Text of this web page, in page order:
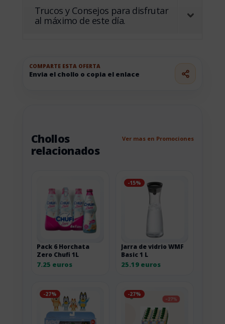
Trucos y Consejos para disfrutar
al máximo de este día.
COMPARTE ESTA OFERTA
Envia el chollo o copia el enlace
Chollos
relacionados
Ver mas en Promociones
Pack 6 Horchata
Zero Chufi 1L
7.25 euros
-15%
Jarra de vidrio WMF
Basic 1 L
25.19 euros
-27% -27%